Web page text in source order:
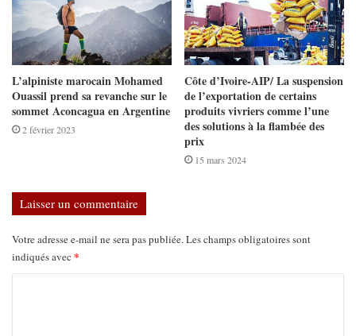
L’alpiniste marocain Mohamed
Ouassil prend sa revanche sur le
sommet Aconcagua en Argentine
2 février 2023
Côte d’Ivoire-AIP/ La suspension
de l’exportation de certains
produits vivriers comme l’une
des solutions à la flambée des
prix
15 mars 2024
Laisser un commentaire
Votre adresse e-mail ne sera pas publiée.Les champs obligatoires sont
indiqués avec *